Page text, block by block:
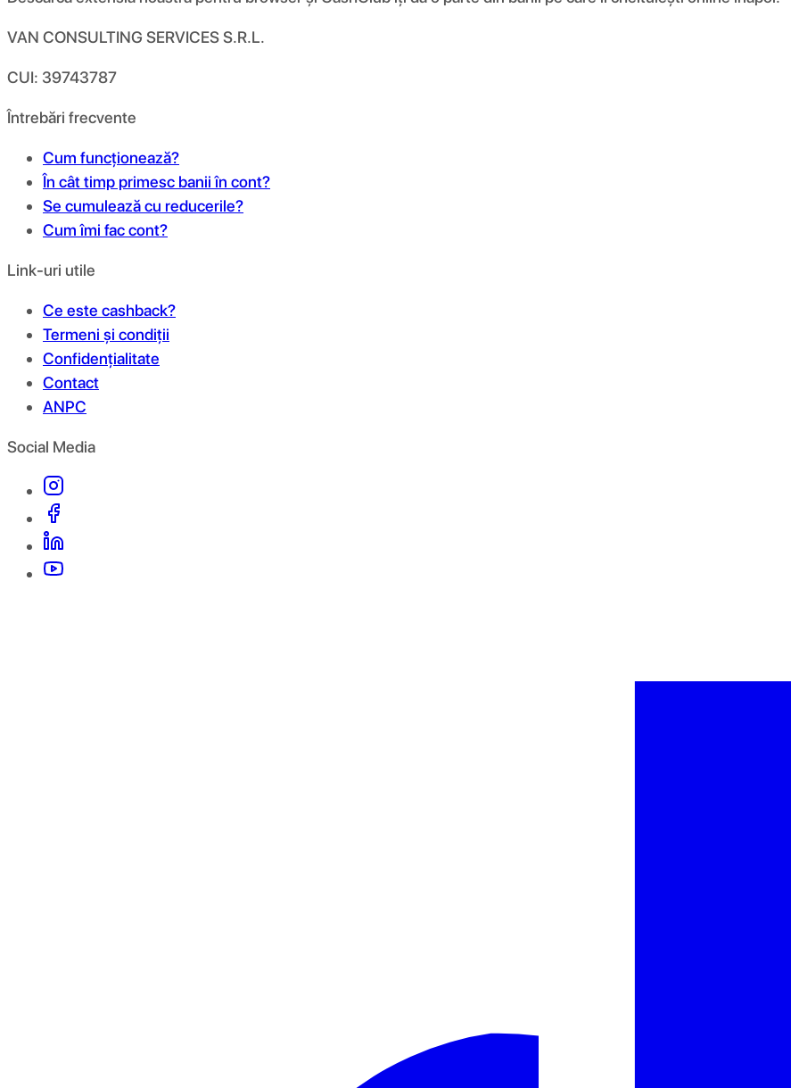
VAN CONSULTING SERVICES S.R.L.
CUI: 39743787
Întrebări frecvente
Cum funcționează?
În cât timp primesc banii în cont?
Se cumulează cu reducerile?
Cum îmi fac cont?
Link-uri utile
Ce este cashback?
Termeni și condiții
Confidențialitate
Contact
ANPC
Social Media